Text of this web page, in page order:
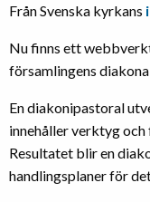
Från Svenska kyrkans
Nu finns ett
församlingens
En diakonipastoral
innehåller verktyg
Resultatet blir en
handlingsplaner för